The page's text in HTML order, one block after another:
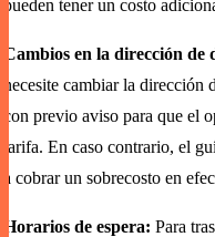
pueden tener un costo
Cambios en la dirección de
necesite cambiar la dirección
con previo aviso para que el
tarifa. En caso contrario, el
a cobrar un sobrecosto en
Horarios de espera: Para